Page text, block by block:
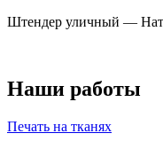
Штендер уличный —
Наши работы
Печать на тканях